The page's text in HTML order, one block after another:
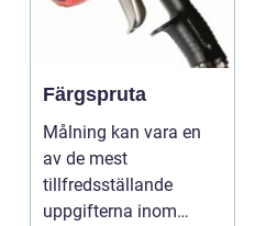
Färgspruta
Målning kan vara en
av de mest
tillfredsställande
uppgifterna inom